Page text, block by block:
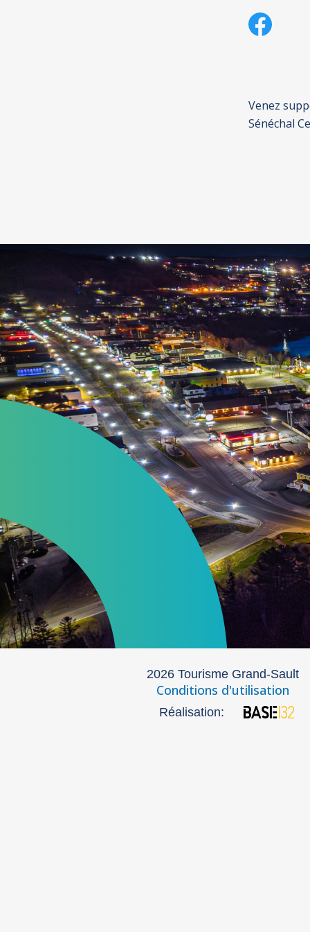
Venez
Sénéchal
2026 Tourisme Grand-Sault
Conditions d'utilisation
Réalisation: